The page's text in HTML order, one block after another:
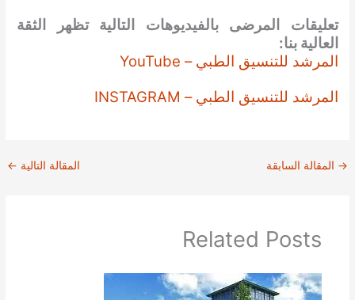
تعليقات المرضى بالفيديوهات التالية تظهر الثقة
العالية بنا:
المرشد للتنسيق الطبي – YouTube
المرشد للتنسيق الطبي – INSTAGRAM
→ المقالة السابقة المقالة التالية ←
Related Posts